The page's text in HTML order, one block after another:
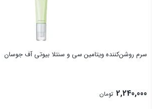
سرم روشن‌کننده ویتامین سی و سنتلا بیوتی آف جوسان
2,240,000 تومان